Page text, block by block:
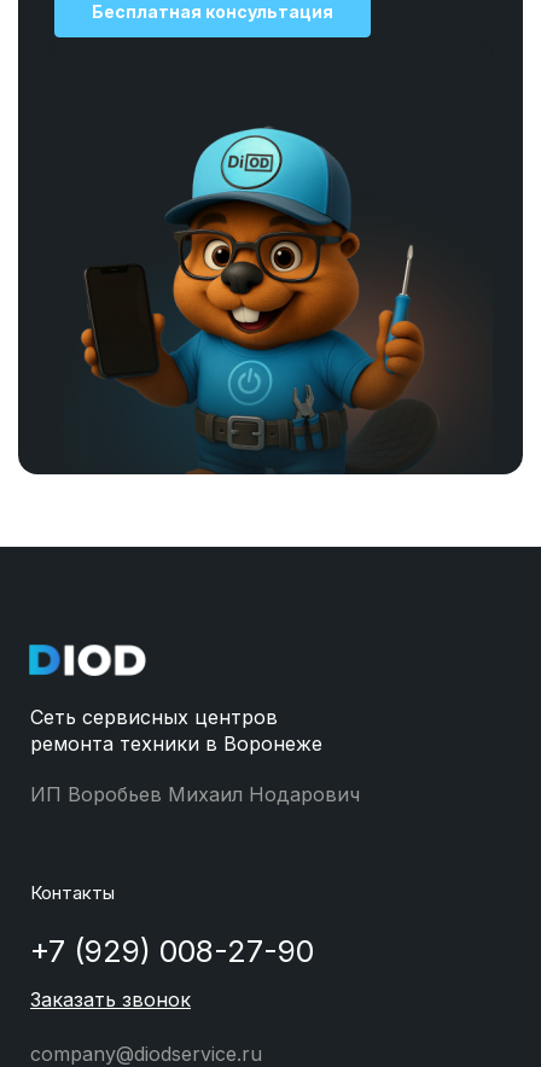
Бесплатная консультация
Сеть сервисных центров
ремонта техники в Воронеже
ИП Воробьев Михаил Нодарович
Контакты
+7 (929) 008-27-90
Заказать звонок
company@diodservice.ru